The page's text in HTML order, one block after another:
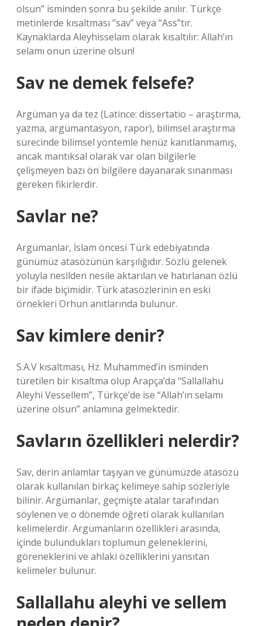
olsun” isminden sonra bu şekilde anılır. Türkçe
metinlerde kısaltması “sav” veya “Ass”tır.
Kaynaklarda Aleyhisselam olarak kısaltılır: Allah’ın
selamı onun üzerine olsun!
Sav ne demek felsefe?
Argüman ya da tez (Latince: dissertatio – araştırma,
yazma, argümantasyon, rapor), bilimsel araştırma
sürecinde bilimsel yöntemle henüz kanıtlanmamış,
ancak mantıksal olarak var olan bilgilerle
çelişmeyen bazı ön bilgilere dayanarak sınanması
gereken fikirlerdir.
Savlar ne?
Argümanlar, İslam öncesi Türk edebiyatında
günümüz atasözünün karşılığıdır. Sözlü gelenek
yoluyla nesilden nesile aktarılan ve hatırlanan özlü
bir ifade biçimidir. Türk atasözlerinin en eski
örnekleri Orhun anıtlarında bulunur.
Sav kimlere denir?
S.A.V kısaltması, Hz. Muhammed’in isminden
türetilen bir kısaltma olup Arapça’da “Sallallahu
Aleyhi Vessellem”, Türkçe’de ise “Allah’ın selamı
üzerine olsun” anlamına gelmektedir.
Savların özellikleri nelerdir?
Sav, derin anlamlar taşıyan ve günümüzde atasözü
olarak kullanılan birkaç kelimeye sahip sözleriyle
bilinir. Argümanlar, geçmişte atalar tarafından
söylenen ve o dönemde öğreti olarak kullanılan
kelimelerdir. Argümanların özellikleri arasında,
içinde bulundukları toplumun geleneklerini,
göreneklerini ve ahlaki özelliklerini yansıtan
kelimeler bulunur.
Sallallahu aleyhi ve sellem